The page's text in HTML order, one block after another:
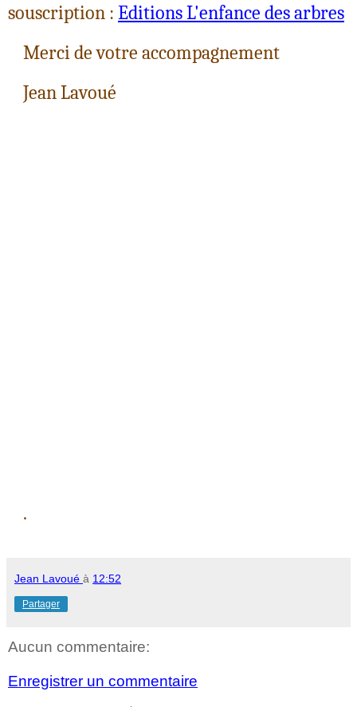
souscription : Editions L'enfance des arbres
Merci de votre accompagnement
Jean Lavoué
.
Jean Lavoué à 12:52
Partager
Aucun commentaire:
Enregistrer un commentaire